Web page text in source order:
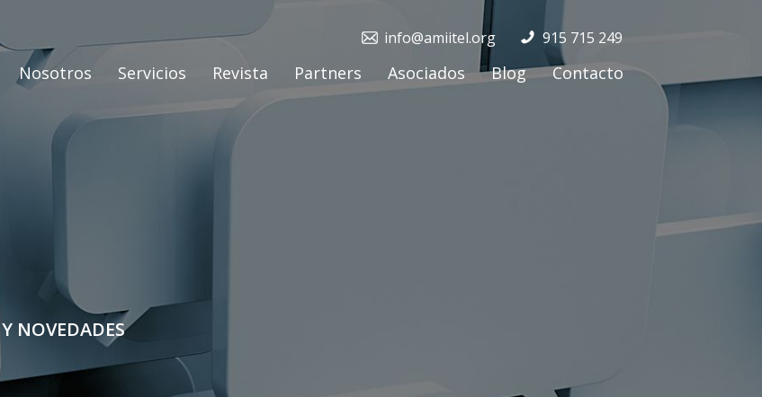
915 715 249
info@amiitel.org
Nosotros Servicios Revista Partners Asociados Blog Contacto
NOVEDADES